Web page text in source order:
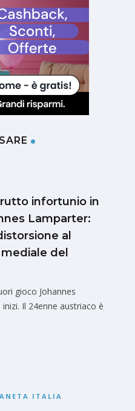
infortunio in
Lamparter:
al
del
gioco Johannes
Il 24enne austriaco è
ITALIA